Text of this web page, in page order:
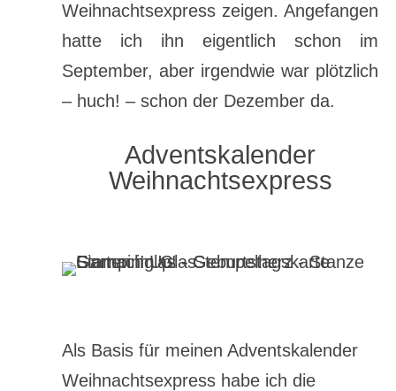
Weihnachtsexpress zeigen. Angefangen
hatte ich ihn eigentlich schon im
September, aber irgendwie war plötzlich
– huch! – schon der Dezember da.
Adventskalender
Weihnachtsexpress
Als Basis für meinen Adventskalender
Weihnachtsexpress habe ich die